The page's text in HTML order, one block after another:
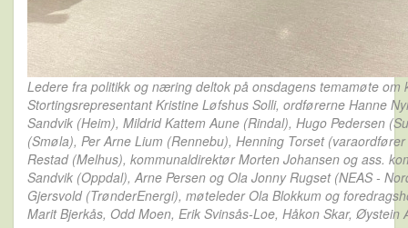
Ledere fra politikk og næring deltok på onsdagens temamøte om
Stortingsrepresentant Kristine Løfshus Solli, ordførerne Hanne
Sandvik (Heim), Mildrid Kattem Aune (Rindal), Hugo Pedersen
(Smøla), Per Arne Lium (Rennebu), Henning Torset
Restad (Melhus), kommunaldirektør Morten Johansen og ass.
Sandvik (Oppdal), Arne Persen og Ola Jonny Rugset (NEAS -
Gjersvold (TrønderEnergi), møteleder Ola Blokkum og
Marit Bjerkås, Odd Moen, Erik Svinsås-Loe, Håkon Skar, Øystein